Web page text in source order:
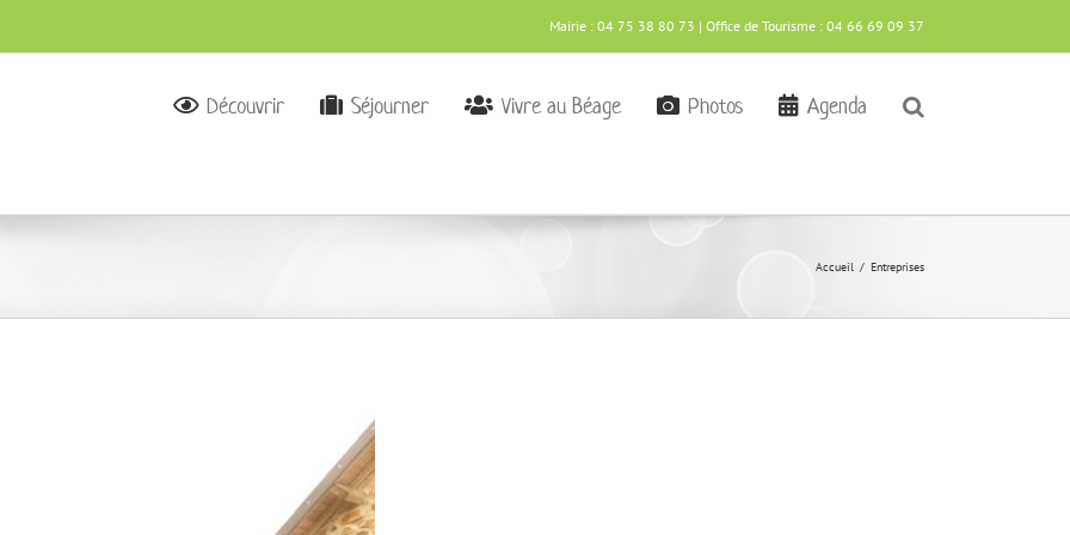
Mairie : 04 75 38 80 73 | Office de Tourisme : 04 66 69 09 37
Découvrir Séjourner Vivre au Béage Photos Agenda
Accueil Entreprises